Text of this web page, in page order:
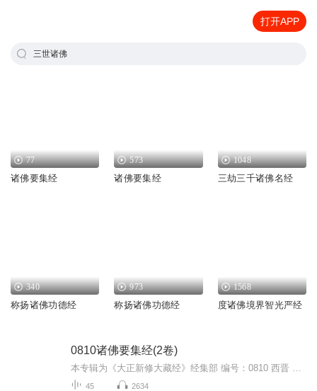
打开APP
三世诸佛
77
诸佛要集经
573
诸佛要集经
1048
三劫三千诸佛名经
340
称扬诸佛功德经
973
称扬诸佛功德经
1568
度诸佛境界智光严经
0810诸佛要集经(2卷)
45 2634